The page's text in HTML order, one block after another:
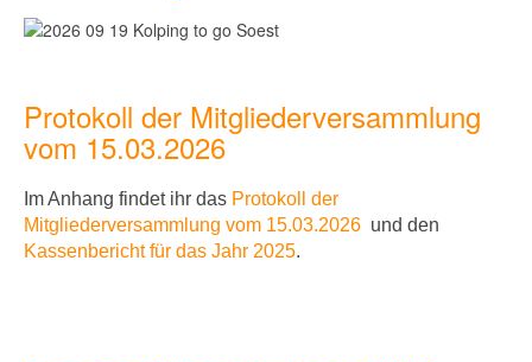
Protokoll der Mitgliederversammlung
vom 15.03.2026
Im Anhang findet ihr das Protokoll der
Mitgliederversammlung vom 15.03.2026 und den
Kassenbericht für das Jahr 2025.